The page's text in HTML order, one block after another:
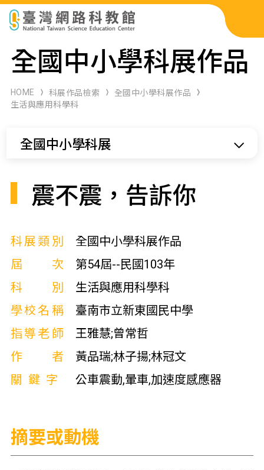
科展作品檢索
科學研習月刊
全國中小學科展作品
HOME 科展作品檢索
全國中小學科展作品
生活與應用科學科
全國中小學科展
震不震，告訴你
科展類別
全國中小學科展作品
屆次
第54屆--民國103年
科別
生活與應用科學科
學校名稱
臺南市立新東國民中學
指導老師
王雅慧;曾常哲
作者
黃品瑞;林子揚;林冠文
關鍵字
公車震動,暈車,加速度感應器
摘要或動機